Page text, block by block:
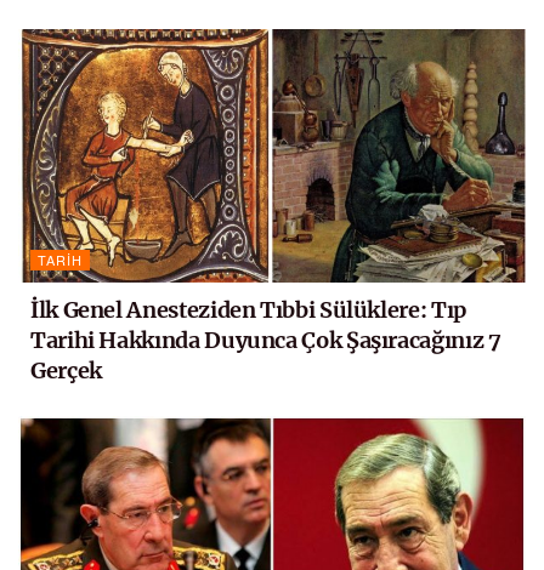
TARIH
İlk Genel Anesteziden Tıbbi Sülüklere: Tıp
Tarihi Hakkında Duyunca Çok Şaşıracağınız 7
Gerçek